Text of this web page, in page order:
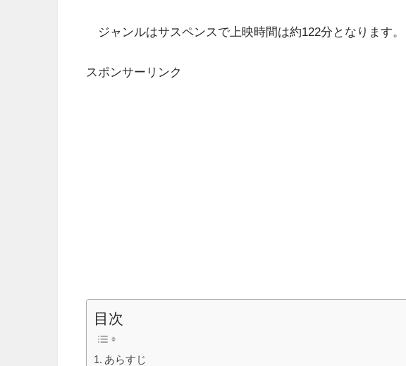
ジャンルはサスペンスで上映時間は約122分となります。
スポンサーリンク
目次
あらすじ